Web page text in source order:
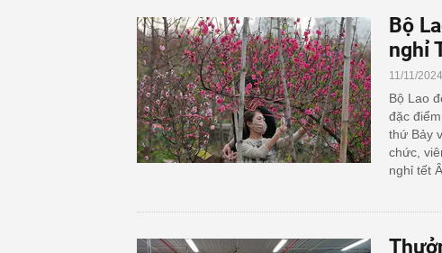
Bộ
nghỉ
11/11/
Bộ Lao
đặc
thứ Bảy
chức,
nghỉ tết